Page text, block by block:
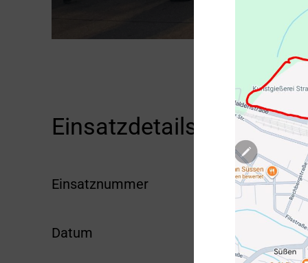
Einsatzdetails
Einsatznummer 2026-
Datum